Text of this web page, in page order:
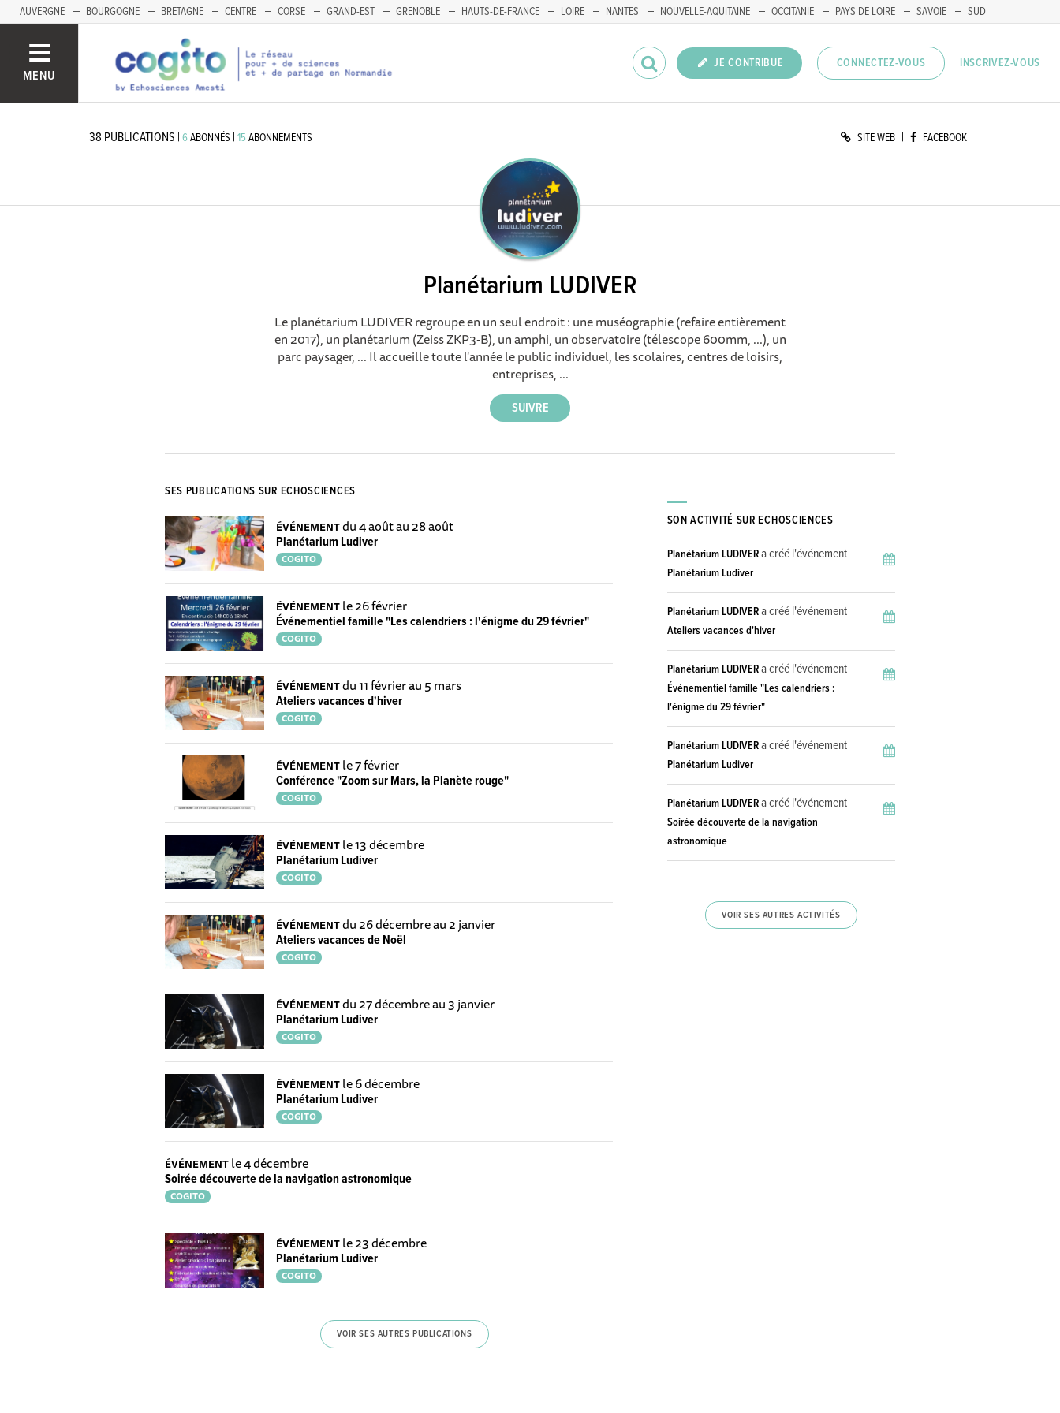
AUVERGNE BOURGOGNE BRETAGNE CENTRE CORSE GRAND-EST GRENOBLE HAUTS-DE-FRANCE LOIRE NANTES NOUVELLE-AQUITAINE OCCITANIE PAYS DE LOIRE SAVOIE SUD
MENU
JE CONTRIBUE CONNECTEZ-VOUS INSCRIVEZ-VOUS
SITE WEB | FACEBOOK
38 PUBLICATIONS |6ABONNÉS |15 ABONNEMENTS
Planétarium LUDIVER
Le planétarium LUDIVER regroupe en un seul endroit : une muséographie (refaire entièrement
en 2017), un planétarium (Zeiss ZKP3-B), un amphi, un observatoire (télescope 600mm, ...), un
parc paysager, ... Il accueille toute l'année le public individuel, les scolaires, centres de loisirs,
entreprises, ...
SES PUBLICATIONS SUR ECHOSCIENCES
ÉVÉNEMENTdu 4 août au 28 août
Planétarium Ludiver
COGITO
ÉVÉNEMENT le 26 février
Événementiel famille "Les calendriers : l'énigme du 29 février"
COGITO
ÉVÉNEMENTdu 11 février au 5 mars
Ateliers vacances d'hiver
COGITO
ÉVÉNEMENT le 7 février
Conférence "Zoom sur Mars, la Planète rouge"
COGITO
ÉVÉNEMENT le 13 décembre
Planétarium Ludiver
COGITO
ÉVÉNEMENTdu 26 décembre au 2 janvier
Ateliers vacances de Noël
COGITO
ÉVÉNEMENTdu 27 décembre au 3 janvier
Planétarium Ludiver
COGITO
ÉVÉNEMENT le 6 décembre
Planétarium Ludiver
COGITO
ÉVÉNEMENT le 4 décembre
Soirée découverte de la navigation astronomique
COGITO
ÉVÉNEMENT le 23 décembre
Planétarium Ludiver
COGITO
VOIR SES AUTRES PUBLICATIONS
SON ACTIVITÉ SUR ECHOSCIENCES
Planétarium LUDIVERa créé l'événement
Planétarium Ludiver
Planétarium LUDIVERa créé l'événement
Ateliers vacances d'hiver
Planétarium LUDIVERa créé l'événement
Événementiel famille "Les calendriers :
l'énigme du 29 février"
Planétarium LUDIVERa créé l'événement
Planétarium Ludiver
Planétarium LUDIVERa créé l'événement
Soirée découverte de la navigation
astronomique
VOIR SES AUTRES ACTIVITÉS